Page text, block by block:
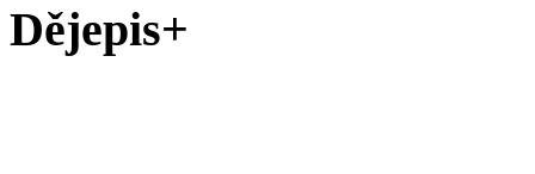
Dějepis+